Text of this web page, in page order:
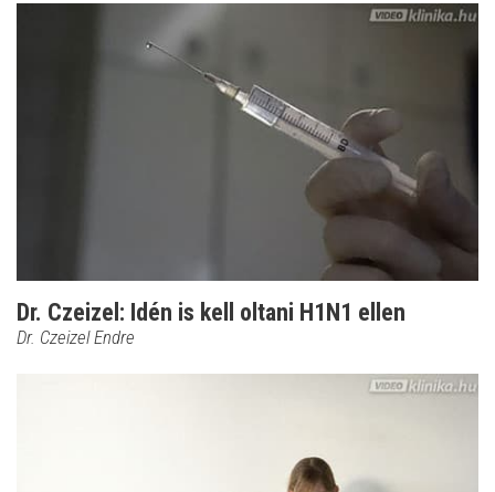
Dr. Czeizel: Idén is kell oltani H1N1 ellen
Dr. Czeizel Endre